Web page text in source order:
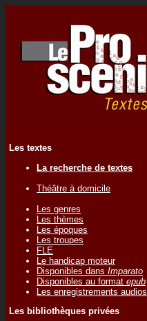
Les textes
La recherche de textes
Théâtre à domicile
Les genres
Les thèmes
Les époques
Les troupes
FLE
Le handicap moteur
Disponibles dans Imparato
Disponibles au format epub
Les enregistrements audios
Les bibliothèques privées